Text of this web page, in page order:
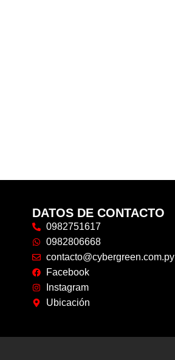
DATOS DE CONTACTO
0982751617
0982806668
contacto@cybergreen.com.py
Facebook
Instagram
Ubicación